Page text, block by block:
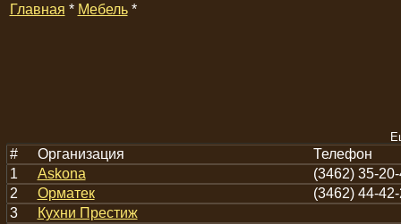
Главная * Мебель*
# Организация
Телефон
1
Askona
(3462) 35-
2
Орматек
(3462) 44-
3
Кухни Престиж